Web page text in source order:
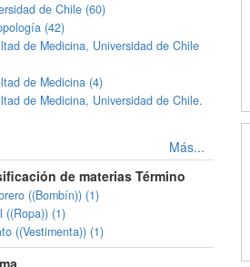
de Chile (60)
(42)
de Medicina, Universidad de Chile
de Medicina (4)
de Medicina, Universidad de Chile.
Más...
de materias Término
((Bombín)) (1)
((Ropa)) (1)
((Vestimenta)) (1)